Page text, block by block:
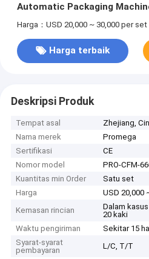
Automatic Packaging
Harga：USD 20,000 ~ 30,000 per set
Harga terbaik
Deskripsi Produk
Tempat asal
Zhejiang,
Nama merek
Promega
Sertifikasi
CE
Nomor model
PRO-CFM-
Kuantitas min Order
Satu set
Harga
USD 20,000
Kemasan rincian
Dalam
20 kaki
Waktu pengiriman
Sekitar 15
Syarat-syarat
pembayaran
L/C, T/T